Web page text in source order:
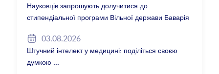
Науковців запрошують долучитися до
стипендіальної програми Вільної держави Баварія
03.08.2026
Штучний інтелект у медицині: поділіться своєю
думкою